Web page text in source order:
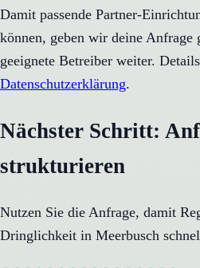
Damit passende Partner-
können, geben wir deine
geeignete Betreiber weiter.
Datenschutzerklärung.
Nächster Schritt:
strukturieren
Nutzen Sie die Anfrage, damit
Dringlichkeit in Meerbusch